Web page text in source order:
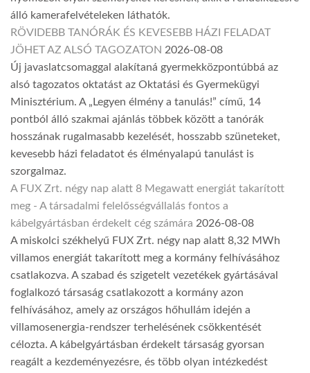
álló kamerafelvételeken láthatók.
RÖVIDEBB TANÓRÁK ÉS KEVESEBB HÁZI FELADAT
JÖHET AZ ALSÓ TAGOZATON 2026-08-08
Új javaslatcsomaggal alakítaná gyermekközpontúbbá az
alsó tagozatos oktatást az Oktatási és Gyermekügyi
Minisztérium. A „Legyen élmény a tanulás!” című, 14
pontból álló szakmai ajánlás többek között a tanórák
hosszának rugalmasabb kezelését, hosszabb szüneteket,
kevesebb házi feladatot és élményalapú tanulást is
szorgalmaz.
A FUX Zrt. négy nap alatt 8 Megawatt energiát takarított
meg - A társadalmi felelősségvállalás fontos a
kábelgyártásban érdekelt cég számára 2026-08-08
A miskolci székhelyű FUX Zrt. négy nap alatt 8,32 MWh
villamos energiát takarított meg a kormány felhívásához
csatlakozva. A szabad és szigetelt vezetékek gyártásával
foglalkozó társaság csatlakozott a kormány azon
felhívásához, amely az országos hőhullám idején a
villamosenergia-rendszer terhelésének csökkentését
célozta. A kábelgyártásban érdekelt társaság gyorsan
reagált a kezdeményezésre, és több olyan intézkedést